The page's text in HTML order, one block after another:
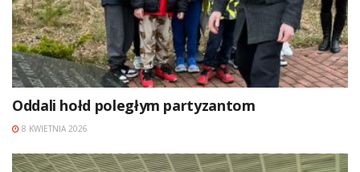
Oddali hołd poległym partyzantom
8 KWIETNIA 2026